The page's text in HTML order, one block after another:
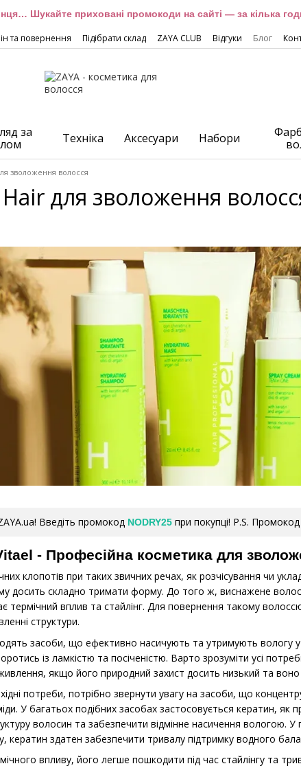
Шукайте приховані промокоди на сайті — за кілька
та повернення Підібрати склад ZAYA CLUB Відгуки Блог
за
Техніка Аксесуари Набори
зволоження волосся
для зволоження
Введіть промокод NODRY25 при покупці! P.S.
- Професійна косметика для
клопотів при таких звичних речах, як розчісування чи
досить складно тримати форму. До того ж, виснажене
термічний вплив та стайлінг. Для повернення такому
структури.
засоби, що ефективно насичують та утримують вологу
із ламкістю та посіченістю. Варто зрозуміти усі
якщо його природний захист досить низький та воно
потреби, потрібно звернути увагу на засоби, що
У багатьох подібних засобах застосовується кератин,
волосин та забезпечити відмінне насичення
кератин здатен забезпечити тривалу підтримку водного
впливу, його легше пошкодити під час стайлінгу та